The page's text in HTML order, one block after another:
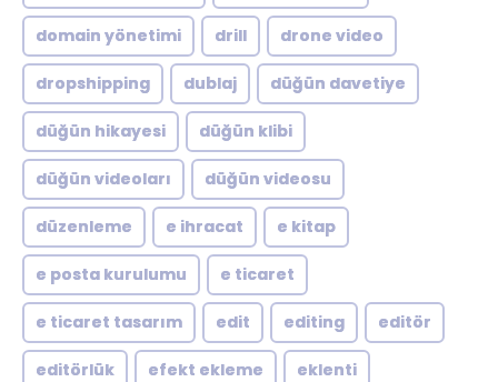
domain yönetimi drill drone video
dropshipping dublaj düğün davetiye
düğün hikayesi düğün klibi
düğün videoları düğün videosu
düzenleme e ihracat e kitap
e posta kurulumu e ticaret
e ticaret tasarım edit editing editör
editörlük efekt ekleme eklenti